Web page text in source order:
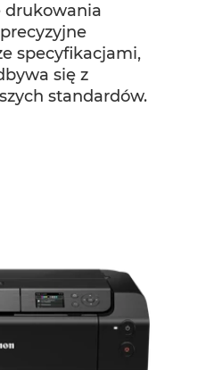
drukowania
specyfikacjami,
się z
standardów.